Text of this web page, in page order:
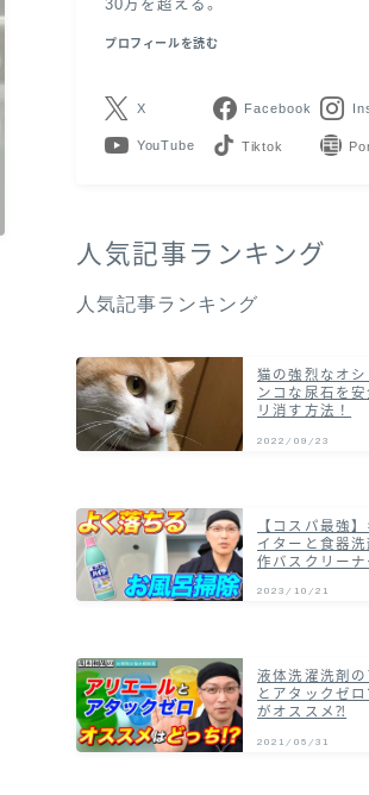
30万を超える。
プロフィールを読む
X Facebook
YouTube LINE
人気記事ランキング
人気記事ランキング
猫の強烈なオ
ンコな尿石を
リ消す方法！
2022/09/23
【コスパ最強
イターと食器洗
作バスクリーナ
術！
2023/10/21
液体洗濯洗剤
とアタックゼ
がオススメ⁈
2021/05/31